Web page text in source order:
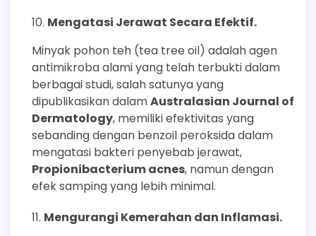
Mengatasi Jerawat Secara Efektif.
Minyak pohon teh (tea tree oil) adalah agen
antimikroba alami yang telah terbukti dalam
berbagai studi, salah satunya yang
dipublikasikan dalamAustralasian Journal of
Dermatology, memiliki efektivitas yang
sebanding dengan benzoil peroksida dalam
mengatasi bakteri penyebab jerawat,
Propionibacterium acnes, namun dengan
efek samping yang lebih minimal.
Mengurangi Kemerahan dan Inflamasi.